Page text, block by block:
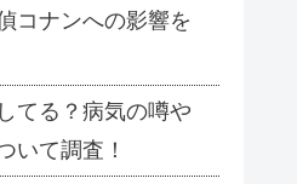
コナンへの影響を
てる？病気の噂や
いて調査！